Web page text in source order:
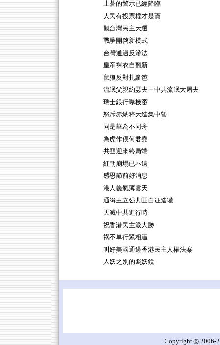
上蒼的警示已經降臨
人民有投票權才是寶
觀台灣民主大選
戰爭開啓新模式
台灣通過反滲法
皇帝裸衣自翻新
鼠狼反對扎籬笆
流氓父親約瑟夫＋中共流氓大屠夫
瑞士銀行曝機宻
怒斥赤納粹大造集中營
同是華為不同舟
為虎作倀何君堯
共匪迎來終局端
紅朝崩塌已不遠
感恩節前好消息
港人義氣薄雲天
通缉王立强共匪自证造谎
天滅中共進行時
祝香港民主派大勝
祸不单行紧相逼
叫好美國通過香港民主人權法案
人妖之別的照妖鏡
Copyright ◎ 2006-